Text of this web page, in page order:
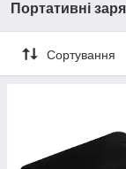
Портативні
Сортування